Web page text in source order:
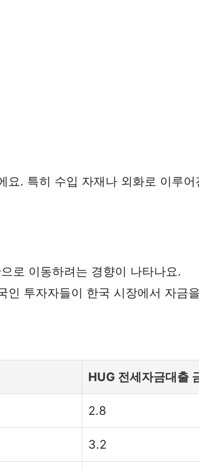
. 특히 수입 자재나 외화로 이루
로 이동하려는 경향이 나타나요.
인 투자자들이 한국 시장에서 자금
HUG 전세자금대출
2.8
3.2